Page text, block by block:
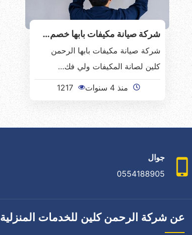
شركة صيانة مكيفات بابها خصم…
شركة صيانة مكيفات بابها الرحمن
كلين لصانة المكيفات ولي فك…
منذ 4 سنوات 1217
جوال
0554188905
عن شركة الرحمن كلين للخدمات المنزلية